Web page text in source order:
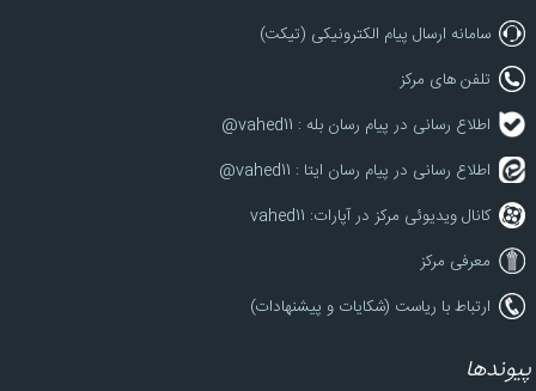
سامانه ارسال پیام الکترونیکی (تیکت)
تلفن های مرکز
اطلاع رسانی در پیام رسان بله : vahed11@
اطلاع رسانی در پیام رسان ایتا : vahed11@
کانال ویدیوئی مرکز در آپارات: vahed11
معرفی مرکز
ارتباط با ریاست (شکایات و پیشنهادات)
پیوندها